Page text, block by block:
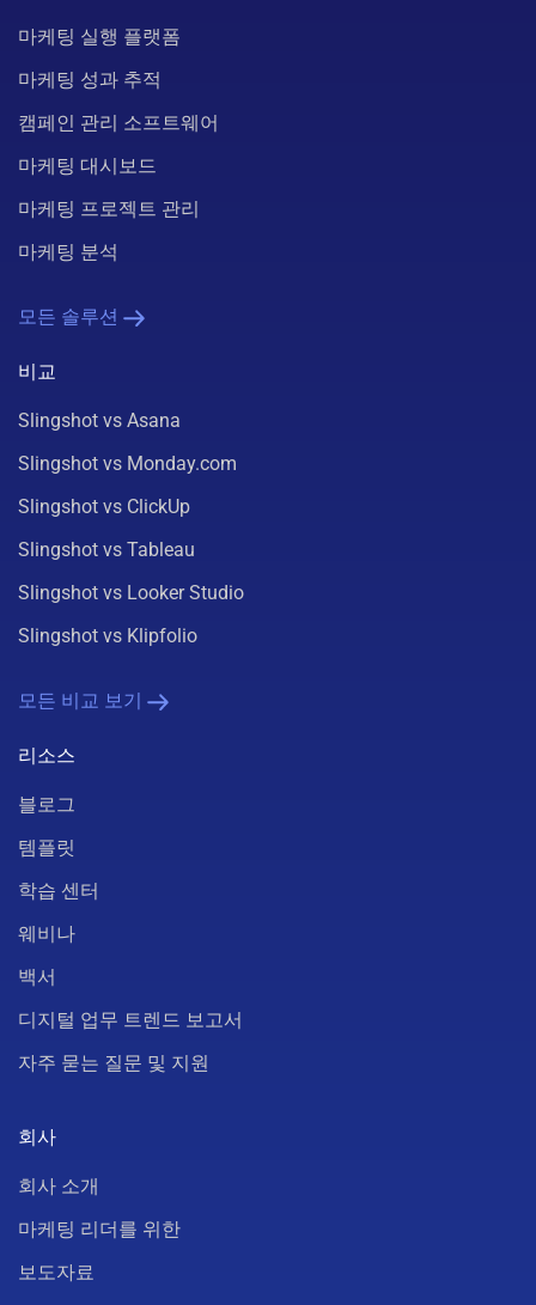
마케팅 실행 플랫폼
마케팅 성과 추적
캠페인 관리 소프트웨어
마케팅 대시보드
마케팅 프로젝트 관리
마케팅 분석
모든 솔루션
비교
Slingshot vs Asana
Slingshot vs Monday.com
Slingshot vs ClickUp
Slingshot vs Tableau
Slingshot vs Looker Studio
Slingshot vs Klipfolio
모든 비교 보기
리소스
블로그
템플릿
학습 센터
웨비나
백서
디지털 업무 트렌드 보고서
자주 묻는 질문 및 지원
회사
회사 소개
마케팅 리더를 위한
보도자료